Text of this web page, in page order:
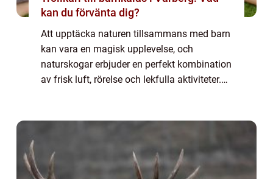
kan du förvänta dig?
Att upptäcka naturen tillsammans med barn
kan vara en magisk upplevelse, och
naturskogar erbjuder en perfekt kombination
av frisk luft, rörelse och lekfulla aktiviteter.